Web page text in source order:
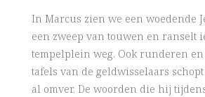
In Marcus zien we een woedende
een zweep van touwen en ranselt
tempelplein weg. Ook runderen en
tafels van de geldwisselaars
al omver. De woorden die hij